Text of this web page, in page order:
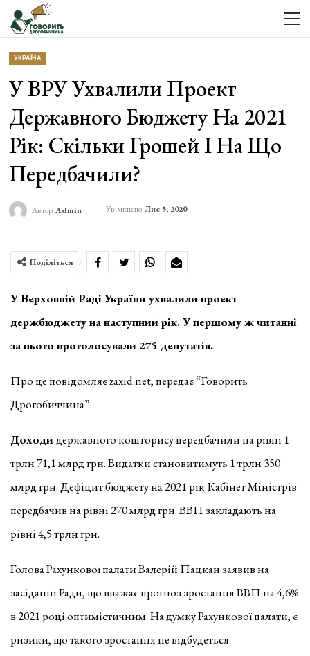
УКРАЇНА
У ВРУ Ухвалили Проект
Державного Бюджету На 2021
Рік: Скільки Грошей І На Що
Передбачили?
Автор Admin Увімкнено Лис 5, 2020
Поділіться
У Верховній Раді України ухвалили проект
держбюджету на наступний рік. У першому ж читанні
за нього проголосували 275 депутатів.
Про це повідомляє zaxid.net, передає “Говорить
Дрогобиччина”.
Доходидержавного кошторису передбачили на рівні 1
трлн 71,1 млрд грн. Видатки становитимуть 1 трлн 350
млрд грн. Дефіцит бюджету на 2021 рік Кабінет Міністрів
передбачив на рівні 270 млрд грн. ВВП закладають на
рівні 4,5 трлн грн.
Голова Рахункової палати Валерій Пацкан заявив на
засіданні Ради, що вважає прогноз зростання ВВП на 4,6%
в 2021 році оптимістичним. На думку Рахункової палати, є
ризики, що такого зростання не відбудеться.